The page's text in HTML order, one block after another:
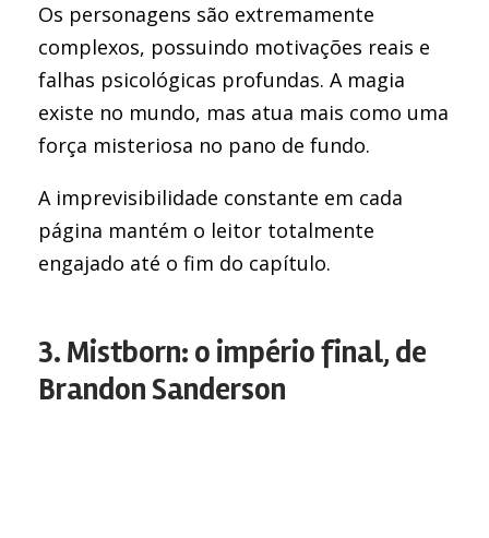
Os personagens são extremamente
complexos, possuindo motivações reais e
falhas psicológicas profundas. A magia
existe no mundo, mas atua mais como uma
força misteriosa no pano de fundo.
A imprevisibilidade constante em cada
página mantém o leitor totalmente
engajado até o fim do capítulo.
3. Mistborn: o império final, de
Brandon Sanderson